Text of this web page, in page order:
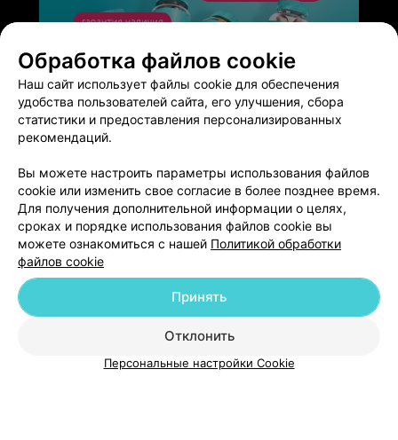
ЭФФЕКТИВНАЯ РЕКЛАМА НА САЙТЕ
Добавить компанию
Добавить специалиста
Новости проекта
Размещение рекламы
Медицинский маркетинг
Публичный договор
Обработка файлов cookie
Наш сайт использует файлы cookie для обеспечения
удобства пользователей сайта, его улучшения, сбора
статистики и предоставления персонализированных
рекомендаций.
Вы можете настроить параметры использования файлов
cookie или изменить свое согласие в более позднее время.
Для получения дополнительной информации о целях,
сроках и порядке использования файлов cookie вы
можете ознакомиться с нашей Политикой обработки
файлов cookie
Отклонить
Принять
Персональные настройки Cookie